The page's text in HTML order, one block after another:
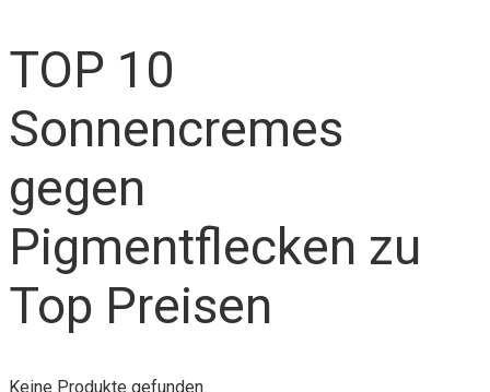
TOP 10
Sonnencremes
gegen
Pigmentflecken zu
Top Preisen
Keine Produkte gefunden.